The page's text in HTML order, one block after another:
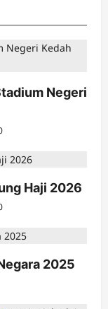
Negeri
Haji 2026
2025